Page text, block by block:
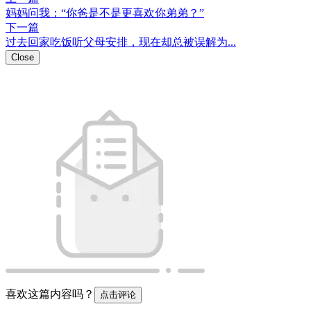
妈妈问我：“你爸是不是更喜欢你弟弟？”
下一篇
过去回家吃饭听父母安排，现在却总被误解为...
Close
喜欢这篇内容吗？ 点击评论